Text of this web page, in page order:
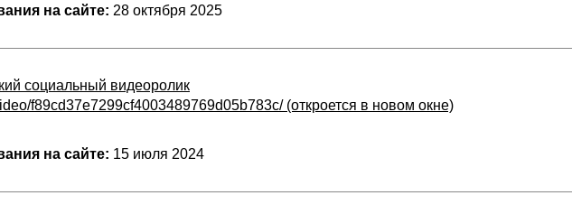
на сайте: 28 октября 2025
социальный видеоролик
f89cd37e7299cf4003489769d05b783c/ (откроется в новом окне)
на сайте: 15 июля 2024